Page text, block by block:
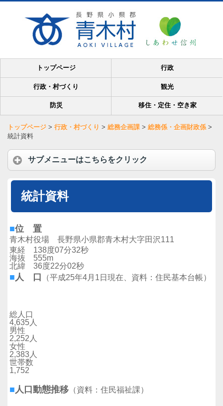
トップページ 行政
行政・村づくり 観光
防災 移住・定住・空き家
トップページ > 行政・村づくり > 総務企画課 > 総務係・企画財政係 >
統計資料
サブメニューはこちらをクリック
統計資料
■位 置
青木村役場 長野県小県郡青木村大字田沢111
東経 138度07分32秒
海抜 555m
北緯 36度22分02秒
■人 口 （平成25年4月1日現在、資料：住民基本台帳）
総人口
4,635人
男性
2,252人
女性
2,383人
世帯数
1,752
■人口動態推移 （資料：住民福祉課）